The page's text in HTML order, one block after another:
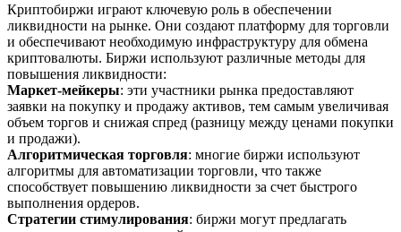
Криптобиржи играют ключевую роль в обеспечении
ликвидности на рынке. Они создают платформу для торговли
и обеспечивают необходимую инфраструктуру для обмена
криптовалюты. Биржи используют различные методы для
повышения ликвидности:
Маркет-мейкеры: эти участники рынка предоставляют
заявки на покупку и продажу активов, тем самым увеличивая
объем торгов и снижая спред (разницу между ценами покупки
и продажи).
Алгоритмическая торговля: многие биржи используют
алгоритмы для автоматизации торговли, что также
способствует повышению ликвидности за счет быстрого
выполнения ордеров.
Стратегии стимулирования: биржи могут предлагать